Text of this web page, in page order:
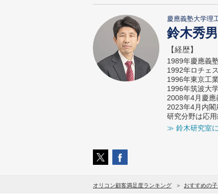
慶應義塾大学理
鈴木秀男
【経歴】
1989年慶應義
1992年ロチェ
1996年東京工
1996年筑波大
2008年4月慶應
2023年4月内閣
研究分野は応
≫ 鈴木研究室
オリコン顧客満足度ランキング おすすめの